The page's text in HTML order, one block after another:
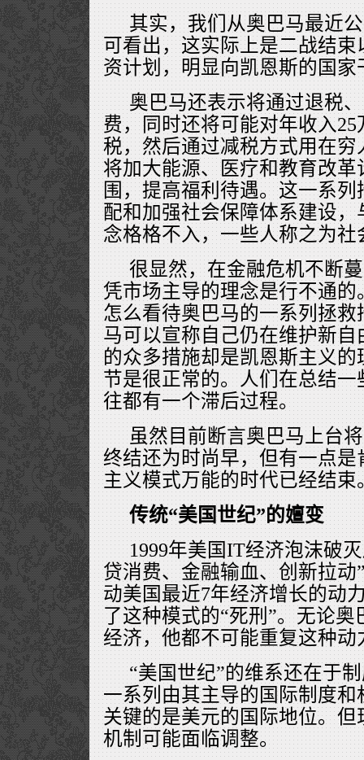
其实，我们从奥巴马最近
可看出，这实际上是二战结
资计划，明显向凯恩斯的国家
奥巴马还表示将通过退税
费，同时还将可能对年收入
税，然后通过减税方式用在
将加大能源、医疗和教育改
围，提高福利待遇。这一系
配和加强社会保障体系建设
念格格不入，一些人称之为社
很显然，在金融危机不断
凭市场主导的理念是行不通
怎么看待奥巴马的一系列拯
马可以宣称自己仍在维护新
的众多措施却是凯恩斯主义
节是很正常的。人们在总结
往都有一个滞后过程。
虽然目前断言奥巴马上台
终结还为时尚早，但有一点
主义模式万能的时代已经结束
传统“美国世纪”的嬗变
1999年美国IT经济泡沫破
贷消费、金融输血、创新拉动
动美国最近7年经济增长的动
了这种模式的“死刑”。无论
经济，他都不可能重复这种动
“美国世纪”的维系还在于
一系列由其主导的国际制度
关键的是美元的国际地位。
机制可能面临调整。